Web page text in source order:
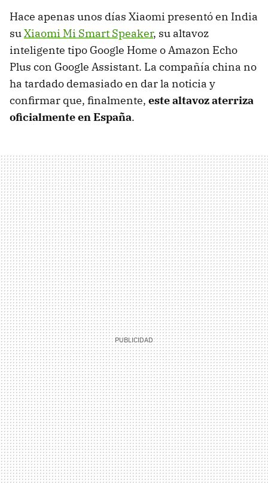
Hace apenas unos días Xiaomi presentó en India
suXiaomi Mi Smart Speaker, su altavoz
inteligente tipo Google Home o Amazon Echo
Plus con Google Assistant. La compañía china no
ha tardado demasiado en dar la noticia y
confirmar que, finalmente, este altavoz aterriza
oficialmente en España.